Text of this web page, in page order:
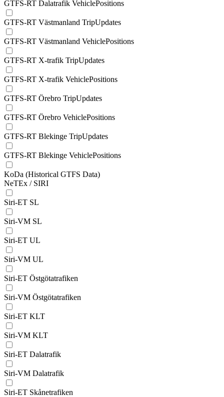
GTFS-RT Dalatrafik VehiclePositions
GTFS-RT Västmanland TripUpdates
GTFS-RT Västmanland VehiclePositions
GTFS-RT X-trafik TripUpdates
GTFS-RT X-trafik VehiclePositions
GTFS-RT Örebro TripUpdates
GTFS-RT Örebro VehiclePositions
GTFS-RT Blekinge TripUpdates
GTFS-RT Blekinge VehiclePositions
KoDa (Historical GTFS Data)
NeTEx / SIRI
Siri-ET SL
Siri-VM SL
Siri-ET UL
Siri-VM UL
Siri-ET Östgötatrafiken
Siri-VM Östgötatrafiken
Siri-ET KLT
Siri-VM KLT
Siri-ET Dalatrafik
Siri-VM Dalatrafik
Siri-ET Skånetrafiken